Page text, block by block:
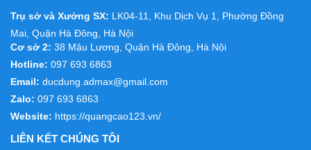
Trụ sở và Xưởng SX: LK04-11, Khu Dịch Vụ 1, Phường Đồng
Mai, Quận Hà Đông, Hà Nội
Cơ sở 2: 38 Mậu Lương, Quận Hà Đông, Hà Nội
Hotline: 097 693 6863
Email: ducdung.admax@gmail.com
Zalo: 097 693 6863
Website: https://quangcao123.vn/
LIÊN KẾT CHÚNG TÔI